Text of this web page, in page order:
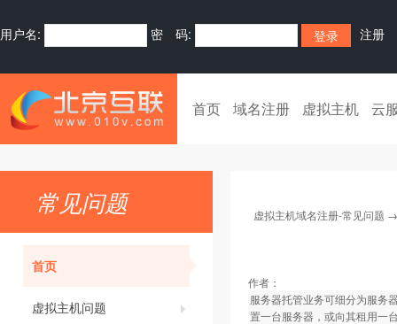
用户名: 密 码: 注册
首页 域名注册 虚拟主机 云
常见问题
首页
虚拟主机问题
虚拟主机域名注册-常见问题
作者：
服务器托管业务可细分为服务
置一台服务器，或向其租用一